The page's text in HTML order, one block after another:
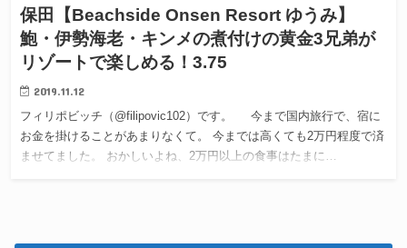
保田【Beachside Onsen Resort ゆうみ】
鮑・伊勢海老・キンメの煮付けの黄金3兄弟が
リゾートで楽しめる！3.75
2019.11.12
フィリポビッチ（@filipovic102）です。 今まで国内旅行で、宿に
お金を掛けることがあまりなくて。 今までは高くても2万円程度で済
ませてました。 おかしいよね、2万円以上の食事はたまに…